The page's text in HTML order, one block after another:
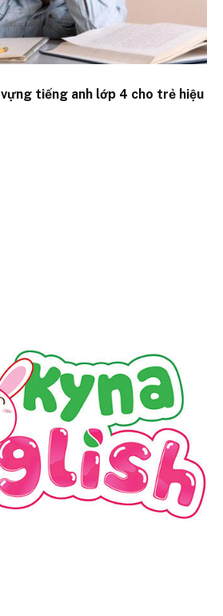
tiếng anh lớp 4 cho trẻ hiệu